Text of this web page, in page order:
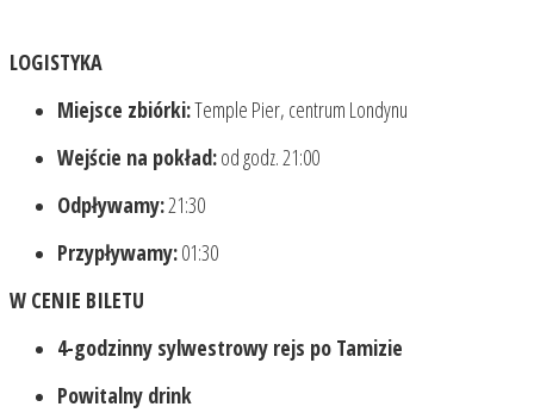
LOGISTYKA
Miejsce zbiórki:Temple Pier, centrum Londynu
Wejście na pokład:od godz. 21:00
Odpływamy:21:30
Przypływamy:01:30
W CENIE BILETU
4-godzinny sylwestrowy rejs po Tamizie
Powitalny drink